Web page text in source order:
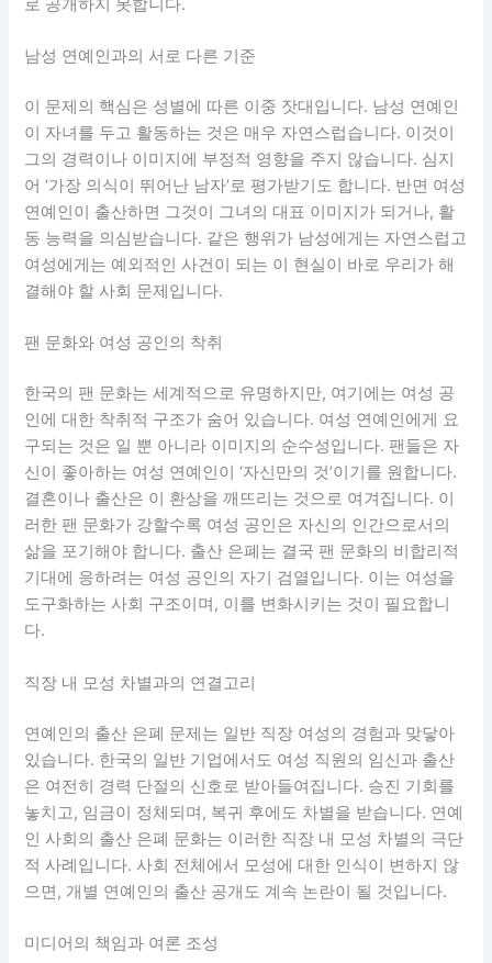
로 공개하지 못합니다.
남성 연예인과의 서로 다른 기준
이 문제의 핵심은 성별에 따른 이중 잣대입니다. 남성 연예인
이 자녀를 두고 활동하는 것은 매우 자연스럽습니다. 이것이
그의 경력이나 이미지에 부정적 영향을 주지 않습니다. 심지
어 ‘가장 의식이 뛰어난 남자’로 평가받기도 합니다. 반면 여성
연예인이 출산하면 그것이 그녀의 대표 이미지가 되거나, 활
동 능력을 의심받습니다. 같은 행위가 남성에게는 자연스럽고
여성에게는 예외적인 사건이 되는 이 현실이 바로 우리가 해
결해야 할 사회 문제입니다.
팬 문화와 여성 공인의 착취
한국의 팬 문화는 세계적으로 유명하지만, 여기에는 여성 공
인에 대한 착취적 구조가 숨어 있습니다. 여성 연예인에게 요
구되는 것은 일 뿐 아니라 이미지의 순수성입니다. 팬들은 자
신이 좋아하는 여성 연예인이 ‘자신만의 것’이기를 원합니다.
결혼이나 출산은 이 환상을 깨뜨리는 것으로 여겨집니다. 이
러한 팬 문화가 강할수록 여성 공인은 자신의 인간으로서의
삶을 포기해야 합니다. 출산 은폐는 결국 팬 문화의 비합리적
기대에 응하려는 여성 공인의 자기 검열입니다. 이는 여성을
도구화하는 사회 구조이며, 이를 변화시키는 것이 필요합니
다.
직장 내 모성 차별과의 연결고리
연예인의 출산 은폐 문제는 일반 직장 여성의 경험과 맞닿아
있습니다. 한국의 일반 기업에서도 여성 직원의 임신과 출산
은 여전히 경력 단절의 신호로 받아들여집니다. 승진 기회를
놓치고, 임금이 정체되며, 복귀 후에도 차별을 받습니다. 연예
인 사회의 출산 은폐 문화는 이러한 직장 내 모성 차별의 극단
적 사례입니다. 사회 전체에서 모성에 대한 인식이 변하지 않
으면, 개별 연예인의 출산 공개도 계속 논란이 될 것입니다.
미디어의 책임과 여론 조성